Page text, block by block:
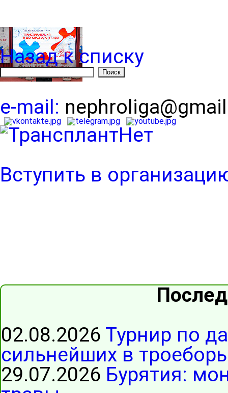
Назад к списку
e-mail:
Вступить в
02.08.2026 Турнир по
сильнейших в
29.07.2026 Бурятия: